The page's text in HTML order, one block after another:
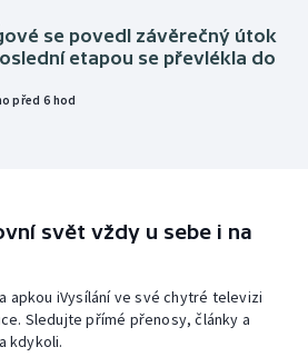
se povedl závěrečný útok
etapou se převlékla do
před 6 hod
svět vždy u sebe i na
apkou iVysílání ve své chytré televizi
Sledujte přímé přenosy, články a
kdykoli.